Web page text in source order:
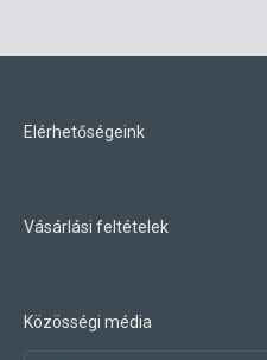
Elérhetőségeink
Vásárlási feltételek
Közösségi média